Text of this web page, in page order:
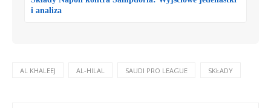
i analiza
AL KHALEEJ AL-HILAL SAUDI PRO LEAGUE SKŁADY